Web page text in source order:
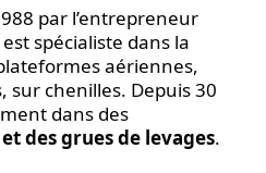
par l’entrepreneur
spécialiste dans la
aériennes,
sur chenilles. Depuis 30
dans des
des grues de levages.